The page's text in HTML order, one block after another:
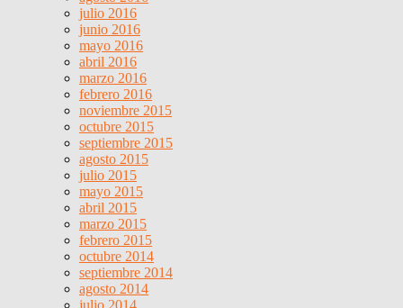
julio 2016
junio 2016
mayo 2016
abril 2016
marzo 2016
febrero 2016
noviembre 2015
octubre 2015
septiembre 2015
agosto 2015
julio 2015
mayo 2015
abril 2015
marzo 2015
febrero 2015
octubre 2014
septiembre 2014
agosto 2014
julio 2014